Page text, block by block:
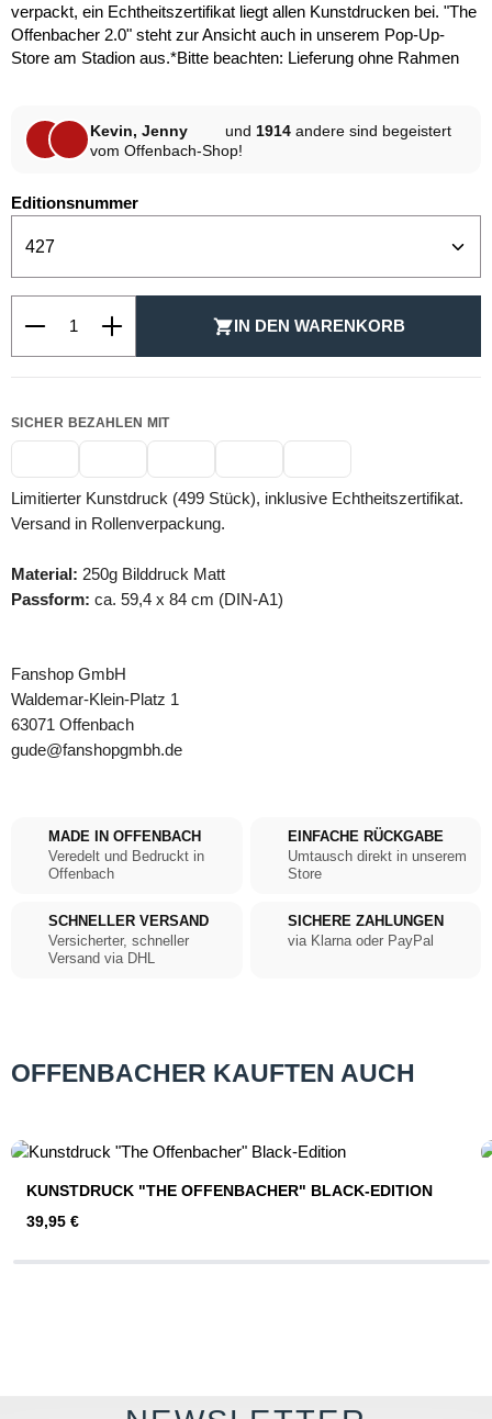
verpackt, ein Echtheitszertifikat liegt allen Kunstdrucken bei. "The
Offenbacher 2.0" steht zur Ansicht auch in unserem Pop-Up-
Store am Stadion aus.*Bitte beachten: Lieferung ohne Rahmen
Kevin, Jenny und 1914 andere sind begeistert
vom Offenbach-Shop!
Editionsnummerauswählen
IN DEN WARENKORB
SICHER BEZAHLEN MIT
Limitierter Kunstdruck (499 Stück), inklusive Echtheitszertifikat.
Versand in Rollenverpackung.
Material: 250g Bilddruck Matt
Passform: ca. 59,4 x 84 cm (DIN-A1)
Fanshop GmbH
Waldemar-Klein-Platz 1
63071 Offenbach
gude@fanshopgmbh.de
MADE IN OFFENBACH
Veredelt und Bedruckt in
Offenbach
EINFACHE RÜCKGABE
Umtausch direkt in unserem
Store
SCHNELLER VERSAND
Versicherter, schneller
Versand via DHL
SICHERE ZAHLUNGEN
via Klarna oder PayPal
OFFENBACHER KAUFTEN AUCH
KUNSTDRUCK "THE OFFENBACHER" BLACK-EDITION
Regulärer Preis:
39,95 €